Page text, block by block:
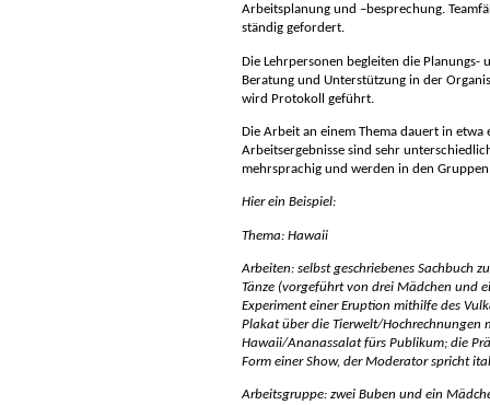
Arbeitsplanung und –besprechung.
ständig gefordert.
Die Lehrpersonen begleiten die Planungs-
Beratung und Unterstützung in der
wird Protokoll geführt.
Die Arbeit an einem Thema dauert in etwa
Arbeitsergebnisse sind sehr
mehrsprachig und werden in den
Hier ein Beispiel:
Thema: Hawaii
Arbeiten: selbst geschriebenes Sachbuch
Tänze (vorgeführt von drei Mädchen und
Experiment einer Eruption mithilfe des
Plakat über die Tierwelt/Hochrechnungen
Hawaii/Ananassalat fürs Publikum; die
Form einer Show, der Moderator spricht
Arbeitsgruppe: zwei Buben und ein